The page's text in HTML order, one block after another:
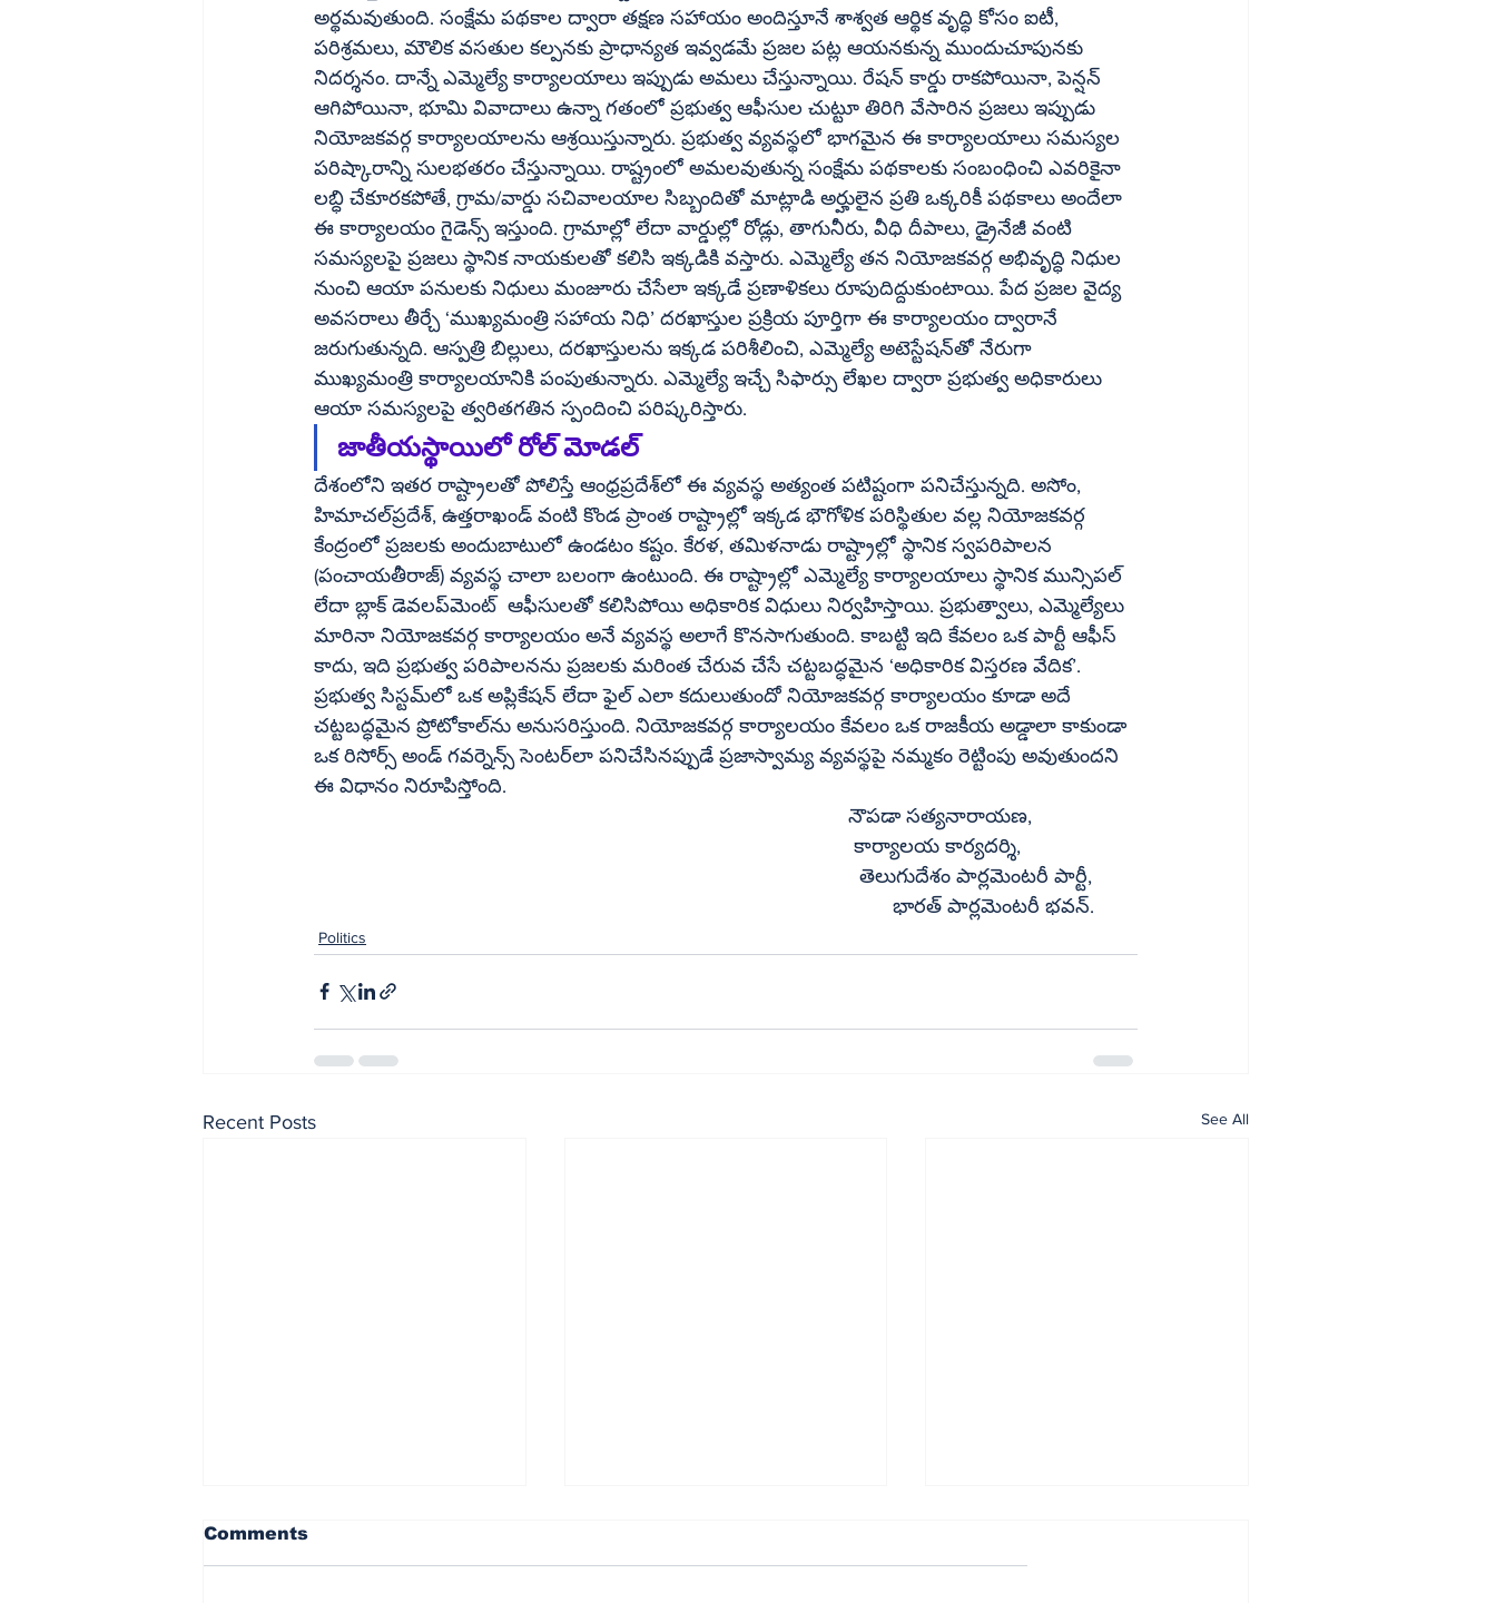
అర్థమవుతుంది. సంక్షేమ పథకాల ద్వారా తక్షణ సహాయం అందిస్తూనే శాశ్వత ఆర్థిక వృద్ధి కోసం ఐటీ,
పరిశ్రమలు, మౌలిక వసతుల కల్పనకు ప్రాధాన్యత ఇవ్వడమే ప్రజల పట్ల ఆయనకున్న ముందుచూపునకు
నిదర్శనం. దాన్నే ఎమ్మెల్యే కార్యాలయాలు ఇప్పుడు అమలు చేస్తున్నాయి. రేషన్ కార్డు రాకపోయినా, పెన్షన్
ఆగిపోయినా, భూమి వివాదాలు ఉన్నా గతంలో ప్రభుత్వ ఆఫీసుల చుట్టూ తిరిగి వేసారిన ప్రజలు ఇప్పుడు
నియోజకవర్గ కార్యాలయాలను ఆశ్రయిస్తున్నారు. ప్రభుత్వ వ్యవస్థలో భాగమైన ఈ కార్యాలయాలు సమస్యల
పరిష్కారాన్ని సులభతరం చేస్తున్నాయి. రాష్ట్రంలో అమలవుతున్న సంక్షేమ పథకాలకు సంబంధించి ఎవరికైనా
లబ్ధి చేకూరకపోతే, గ్రామ/వార్డు సచివాలయాల సిబ్బందితో మాట్లాడి అర్హులైన ప్రతి ఒక్కరికీ పథకాలు అందేలా
ఈ కార్యాలయం గైడెన్స్ ఇస్తుంది. గ్రామాల్లో లేదా వార్డుల్లో రోడ్లు, తాగునీరు, వీధి దీపాలు, డ్రైనేజీ వంటి
సమస్యలపై ప్రజలు స్థానిక నాయకులతో కలిసి ఇక్కడికి వస్తారు. ఎమ్మెల్యే తన నియోజకవర్గ అభివృద్ధి నిధుల
నుంచి ఆయా పనులకు నిధులు మంజూరు చేసేలా ఇక్కడే ప్రణాళికలు రూపుదిద్దుకుంటాయి. పేద ప్రజల వైద్య
అవసరాలు తీర్చే ‘ముఖ్యమంత్రి సహాయ నిధి’ దరఖాస్తుల ప్రక్రియ పూర్తిగా ఈ కార్యాలయం ద్వారానే
జరుగుతున్నది. ఆస్పత్రి బిల్లులు, దరఖాస్తులను ఇక్కడ పరిశీలించి, ఎమ్మెల్యే అటెస్టేషన్‌తో నేరుగా
ముఖ్యమంత్రి కార్యాలయానికి పంపుతున్నారు. ఎమ్మెల్యే ఇచ్చే సిఫార్సు లేఖల ద్వారా ప్రభుత్వ అధికారులు
ఆయా సమస్యలపై త్వరితగతిన స్పందించి పరిష్కరిస్తారు.
జాతీయస్థాయిలో రోల్ మోడల్
దేశంలోని ఇతర రాష్ట్రాలతో పోలిస్తే ఆంధ్రప్రదేశ్‌లో ఈ వ్యవస్థ అత్యంత పటిష్టంగా పనిచేస్తున్నది. అసోం,
హిమాచల్‌ప్రదేశ్, ఉత్తరాఖండ్ వంటి కొండ ప్రాంత రాష్ట్రాల్లో ఇక్కడ భౌగోళిక పరిస్థితుల వల్ల నియోజకవర్గ
కేంద్రంలో ప్రజలకు అందుబాటులో ఉండటం కష్టం. కేరళ, తమిళనాడు రాష్ట్రాల్లో స్థానిక స్వపరిపాలన
(పంచాయతీరాజ్) వ్యవస్థ చాలా బలంగా ఉంటుంది. ఈ రాష్ట్రాల్లో ఎమ్మెల్యే కార్యాలయాలు స్థానిక మున్సిపల్
లేదా బ్లాక్ డెవలప్‌మెంట్  ఆఫీసులతో కలిసిపోయి అధికారిక విధులు నిర్వహిస్తాయి. ప్రభుత్వాలు, ఎమ్మెల్యేలు
మారినా నియోజకవర్గ కార్యాలయం అనే వ్యవస్థ అలాగే కొనసాగుతుంది. కాబట్టి ఇది కేవలం ఒక పార్టీ ఆఫీస్
కాదు, ఇది ప్రభుత్వ పరిపాలనను ప్రజలకు మరింత చేరువ చేసే చట్టబద్ధమైన ‘అధికారిక విస్తరణ వేదిక’.
ప్రభుత్వ సిస్టమ్‌లో ఒక అప్లికేషన్ లేదా ఫైల్ ఎలా కదులుతుందో నియోజకవర్గ కార్యాలయం కూడా అదే
చట్టబద్ధమైన ప్రోటోకాల్‌ను అనుసరిస్తుంది. నియోజకవర్గ కార్యాలయం కేవలం ఒక రాజకీయ అడ్డాలా కాకుండా
ఒక రిసోర్స్ అండ్ గవర్నెన్స్ సెంటర్‌లా పనిచేసినప్పుడే ప్రజాస్వామ్య వ్యవస్థపై నమ్మకం రెట్టింపు అవుతుందని
ఈ విధానం నిరూపిస్తోంది.
												నౌపడా సత్యనారాయణ,
            											 కార్యాలయ కార్యదర్శి,
                                                                                                  తెలుగుదేశం పార్లమెంటరీ పార్టీ,
                                                                                                        భారత్ పార్లమెంటరీ భవన్.
Politics
Recent Posts See All
Comments